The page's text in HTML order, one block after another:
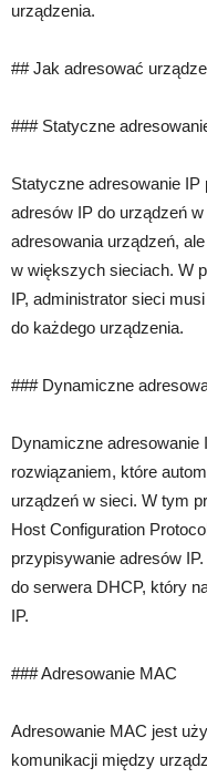
urządzenia.
## Jak adresować
### Statyczne
Statyczne adresowanie
adresów IP do urządzeń
adresowania urządzeń,
w większych sieciach. W
IP, administrator sieci
do każdego urządzenia.
### Dynamiczne
Dynamiczne
rozwiązaniem, które
urządzeń w sieci. W tym
Host Configuration
przypisywanie adresów
do serwera DHCP, który
IP.
### Adresowanie MAC
Adresowanie MAC jest
komunikacji między